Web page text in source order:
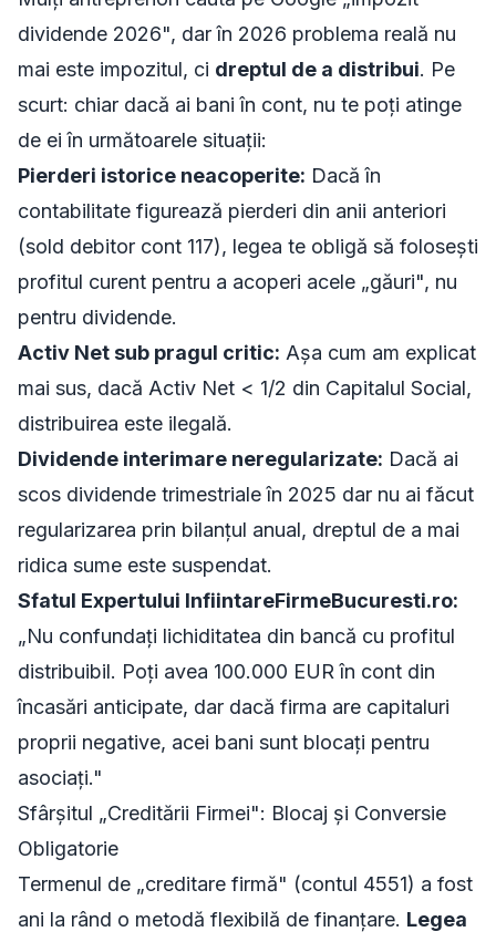
dividende 2026", dar în 2026 problema reală nu
mai este impozitul, ci dreptul de a distribui. Pe
scurt: chiar dacă ai bani în cont, nu te poți atinge
de ei în următoarele situații:
Pierderi istorice neacoperite: Dacă în
contabilitate figurează pierderi din anii anteriori
(sold debitor cont 117), legea te obligă să folosești
profitul curent pentru a acoperi acele „găuri", nu
pentru dividende.
Activ Net sub pragul critic: Așa cum am explicat
mai sus, dacă Activ Net < 1/2 din Capitalul Social,
distribuirea este ilegală.
Dividende interimare neregularizate: Dacă ai
scos dividende trimestriale în 2025 dar nu ai făcut
regularizarea prin bilanțul anual, dreptul de a mai
ridica sume este suspendat.
Sfatul Expertului InfiintareFirmeBucuresti.ro:
„Nu confundați lichiditatea din bancă cu profitul
distribuibil. Poți avea 100.000 EUR în cont din
încasări anticipate, dar dacă firma are capitaluri
proprii negative, acei bani sunt blocați pentru
asociați."
Sfârșitul „Creditării Firmei": Blocaj și Conversie
Obligatorie
Termenul de „creditare firmă" (contul 4551) a fost
ani la rând o metodă flexibilă de finanțare. Legea